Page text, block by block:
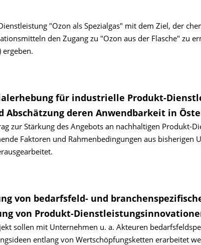
"Ozon als Spezialgas" mit dem Ziel, der
den Zugang zu "Ozon aus der Flasche" zu
für industrielle Produkt-
Abschätzung deren Anwendbarkeit in
zur Stärkung des Angebots an nachhaltigen Produkt-
Faktoren und Rahmenbedingungen aus bisherigen
von bedarfsfeld- und
von Produkt-
sollen mit Unternehmen u. a. Akteuren
entlang von Wertschöpfungsketten erarbeitet